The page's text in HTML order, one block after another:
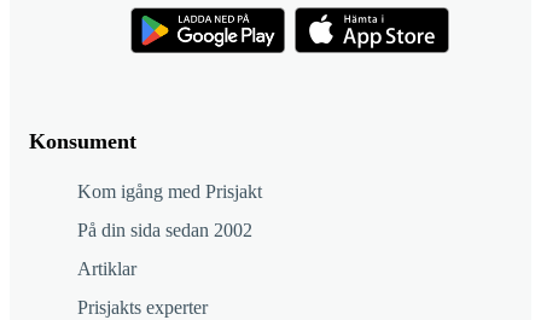
Konsument
Kom igång med Prisjakt
På din sida sedan 2002
Artiklar
Prisjakts experter